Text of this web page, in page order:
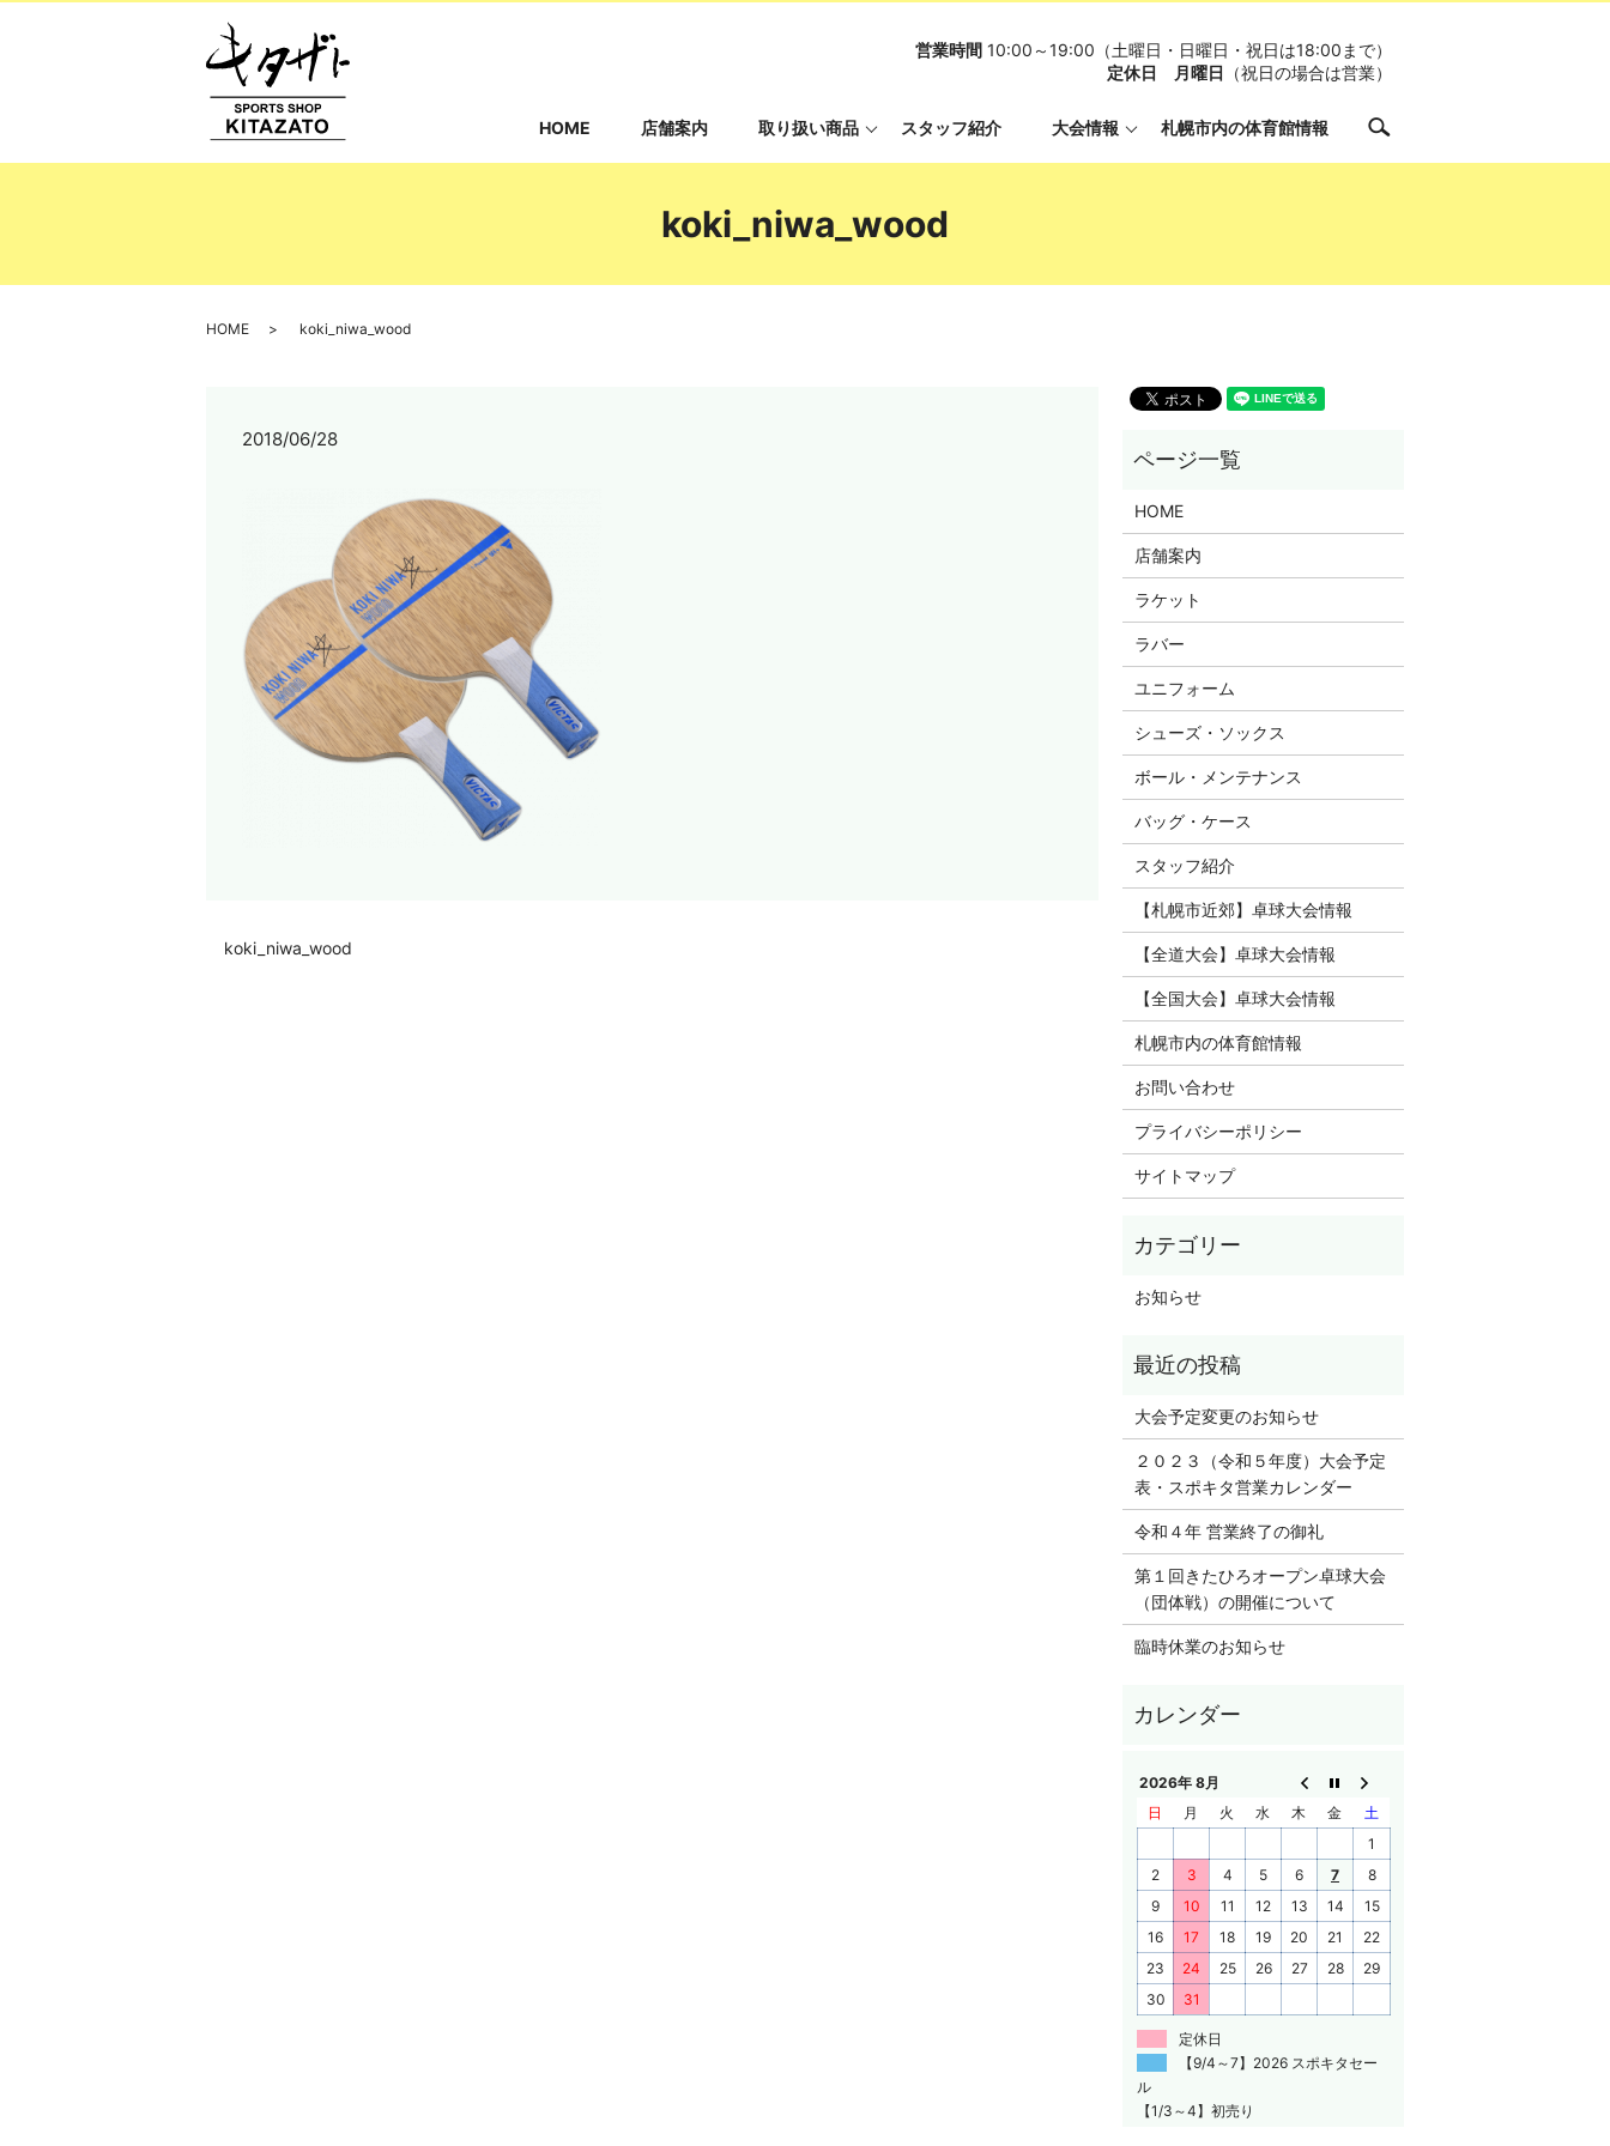
営業時間 10:00～19:00（土曜日・日曜日・祝日は18:00まで）
定休日 月曜日
（祝日の場合は営業）
HOME 店舗案内 取り扱い商品 スタッフ紹介 大会情報 札幌市内の体育館情報 search
koki_niwa_wood
HOME koki_niwa_wood
2018/06/28
koki_niwa_wood
HOME
店舗案内
ラケット
ラバー
ユニフォーム
シューズ・ソックス
ボール・メンテナンス
バッグ・ケース
スタッフ紹介
【札幌市近郊】卓球大会情報
【全道大会】卓球大会情報
【全国大会】卓球大会情報
札幌市内の体育館情報
お問い合わせ
プライバシーポリシー
サイトマップ
お知らせ
大会予定変更のお知らせ
２０２３（令和５年度）大会予定
表・スポキタ営業カレンダー
令和４年 営業終了の御礼
第１回きたひろオープン卓球大会
（団体戦）の開催について
臨時休業のお知らせ
2026年 8月
日
月 火 水 木 金
土
1
2
3 4 5 6 7
8
9
10 11 12 13 14
15
16
17 18 19 20 21
22
23
24 25 26 27 28
29
30
31
定休日
【9/4～7】2026 スポキタセー
ル
【1/3～4】初売り